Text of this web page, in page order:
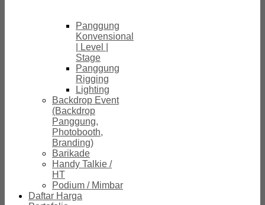
Panggung
Konvensional
| Level |
Stage
Panggung
Rigging
Lighting
Backdrop Event
(Backdrop
Panggung,
Photobooth,
Branding)
Barikade
Handy Talkie /
HT
Podium / Mimbar
Daftar Harga